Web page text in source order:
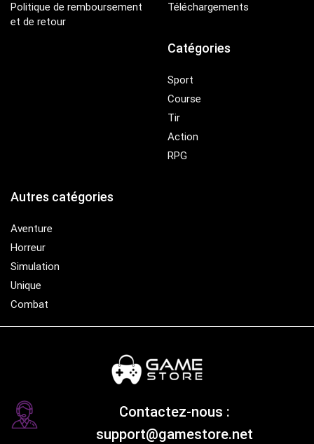
Politique de remboursement
et de retour
Téléchargements
Catégories
Sport
Course
Tir
Action
RPG
Autres catégories
Aventure
Horreur
Simulation
Unique
Combat
Contactez-nous :
support@gamestore.net